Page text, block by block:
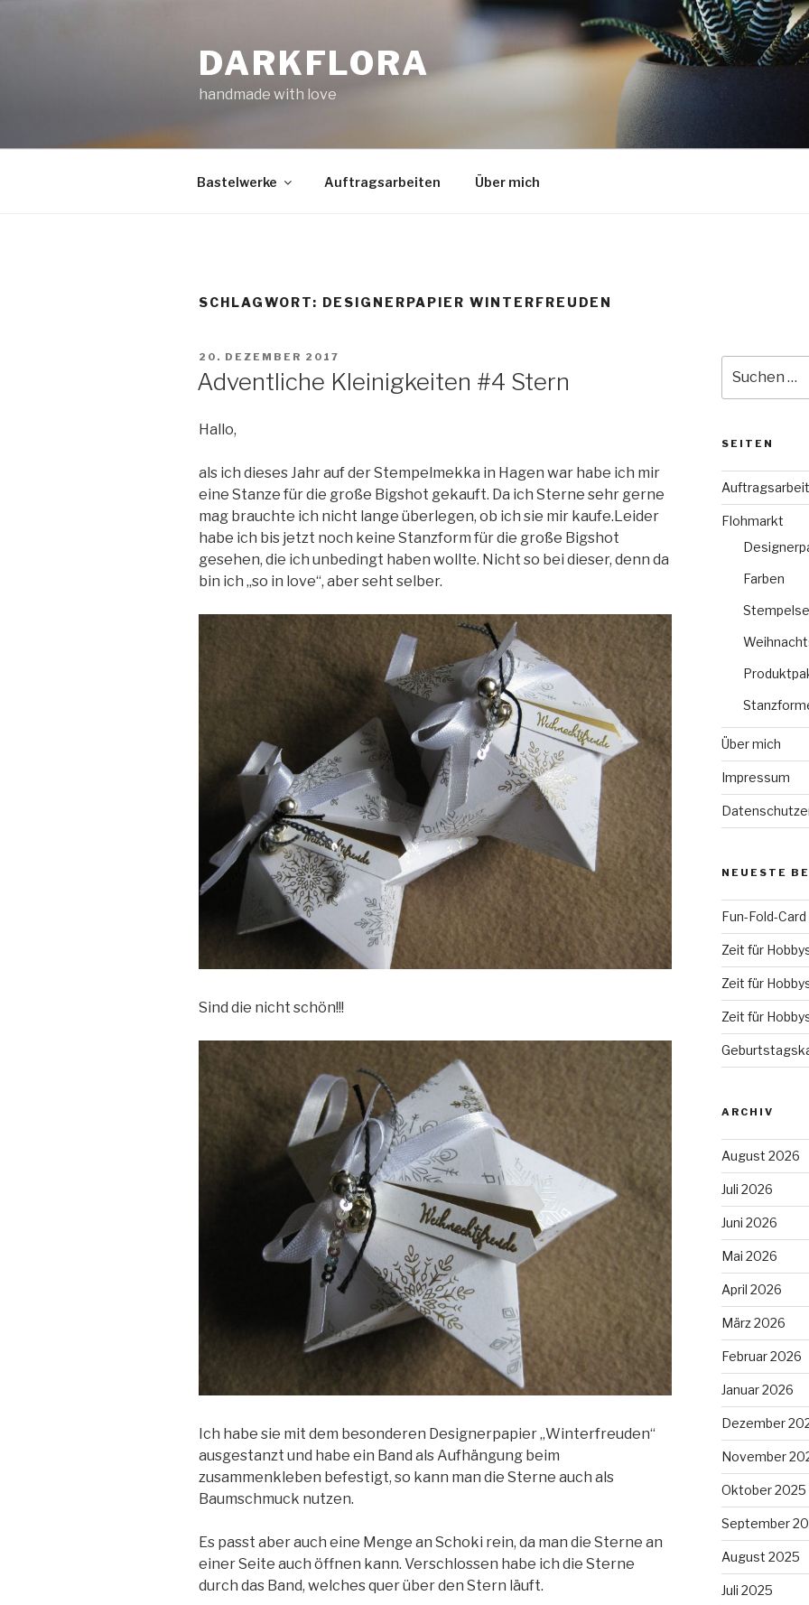
DARKFLORA
handmade with love
Bastelwerke Auftragsarbeiten Über mich
SCHLAGWORT: DESIGNERPAPIER WINTERFREUDEN
VERÖFFENTLICHT
20. DEZEMBER 2017
Adventliche Kleinigkeiten #4 Stern
Hallo,
als ich dieses Jahr auf der Stempelmekka in Hagen war habe ich mir
eine Stanze für die große Bigshot gekauft. Da ich Sterne sehr gerne
mag brauchte ich nicht lange überlegen, ob ich sie mir kaufe.Leider
habe ich bis jetzt noch keine Stanzform für die große Bigshot
gesehen, die ich unbedingt haben wollte. Nicht so bei dieser, denn da
bin ich „so in love“, aber seht selber.
Sind die nicht schön!!!
Ich habe sie mit dem besonderen Designerpapier „Winterfreuden“
ausgestanzt und habe ein Band als Aufhängung beim
zusammenkleben befestigt, so kann man die Sterne auch als
Baumschmuck nutzen.
Es passt aber auch eine Menge an Schoki rein, da man die Sterne an
einer Seite auch öffnen kann. Verschlossen habe ich die Sterne
durch das Band, welches quer über den Stern läuft.
nach:
SEITEN
Flohmarkt
Farben
Über mich
Impressum
NEUESTE
Fun-Fold-
Zeit für
Zeit für
Zeit für
ARCHIV
August 2026
Juli 2026
Juni 2026
Mai 2026
April 2026
März 2026
Februar 2026
Januar 2026
Dezember
November
Oktober 2025
September
August 2025
Juli 2025